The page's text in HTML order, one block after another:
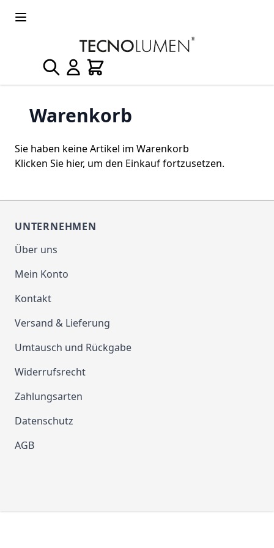
Suche Warenkorb
Warenkorb
Sie haben keine Artikel im Warenkorb
Klicken Sie hier, um den Einkauf fortzusetzen.
UNTERNEHMEN
Über uns
Mein Konto
Kontakt
Versand & Lieferung
Umtausch und Rückgabe
Widerrufsrecht
Zahlungsarten
Datenschutz
AGB